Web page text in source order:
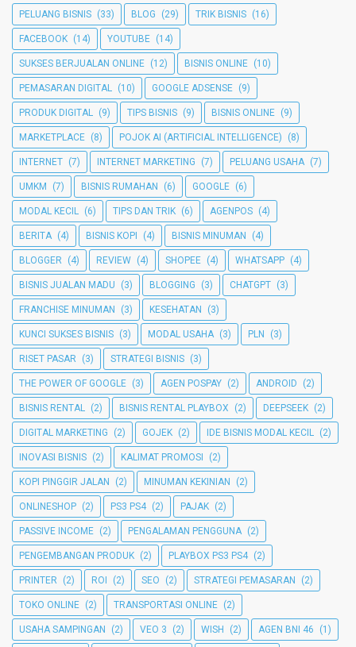
PELUANG BISNIS (33) BLOG (29) TRIK BISNIS (16)
FACEBOOK (14) YOUTUBE (14)
SUKSES BERJUALAN ONLINE (12) BISNIS ONLINE (10)
PEMASARAN DIGITAL (10) GOOGLE ADSENSE (9)
PRODUK DIGITAL (9) TIPS BISNIS (9) BISNIS ONLINE (9)
MARKETPLACE (8) POJOK AI (ARTIFICIAL INTELLIGENCE) (8)
INTERNET (7) INTERNET MARKETING (7) PELUANG USAHA (7)
UMKM (7) BISNIS RUMAHAN (6) GOOGLE (6)
MODAL KECIL (6) TIPS DAN TRIK (6) AGENPOS (4)
BERITA (4) BISNIS KOPI (4) BISNIS MINUMAN (4)
BLOGGER (4) REVIEW (4) SHOPEE (4) WHATSAPP (4)
BISNIS JUALAN MADU (3) BLOGGING (3) CHATGPT (3)
FRANCHISE MINUMAN (3) KESEHATAN (3)
KUNCI SUKSES BISNIS (3) MODAL USAHA (3) PLN (3)
RISET PASAR (3) STRATEGI BISNIS (3)
THE POWER OF GOOGLE (3) AGEN POSPAY (2) ANDROID (2)
BISNIS RENTAL (2) BISNIS RENTAL PLAYBOX (2) DEEPSEEK (2)
DIGITAL MARKETING (2) GOJEK (2) IDE BISNIS MODAL KECIL (2)
INOVASI BISNIS (2) KALIMAT PROMOSI (2)
KOPI PINGGIR JALAN (2) MINUMAN KEKINIAN (2)
ONLINESHOP (2) PS3 PS4 (2) PAJAK (2)
PASSIVE INCOME (2) PENGALAMAN PENGGUNA (2)
PENGEMBANGAN PRODUK (2) PLAYBOX PS3 PS4 (2)
PRINTER (2) ROI (2) SEO (2) STRATEGI PEMASARAN (2)
TOKO ONLINE (2) TRANSPORTASI ONLINE (2)
USAHA SAMPINGAN (2) VEO 3 (2) WISH (2) AGEN BNI 46 (1)